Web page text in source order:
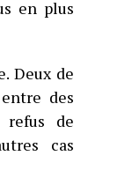
en plus
Deux de
des
refus de
cas